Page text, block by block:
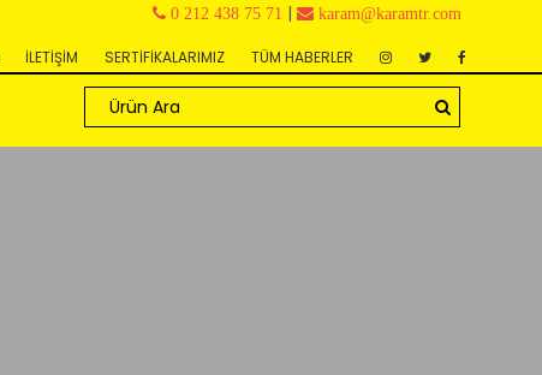
0 212 438 75 71 | karam@karamtr.com
TÜM HABERLER
SERTİFİKALARIMIZ
İLETİŞİM